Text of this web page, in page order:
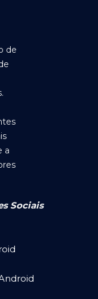
de
a
Sociais